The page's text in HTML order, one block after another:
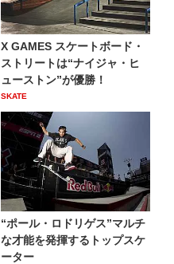
X GAMES スケートボード・
ストリートは“ナイジャ・ヒ
ューストン”が優勝！
SKATE
“ポール・ロドリゲス”マルチ
な才能を発揮するトップスケ
ーター